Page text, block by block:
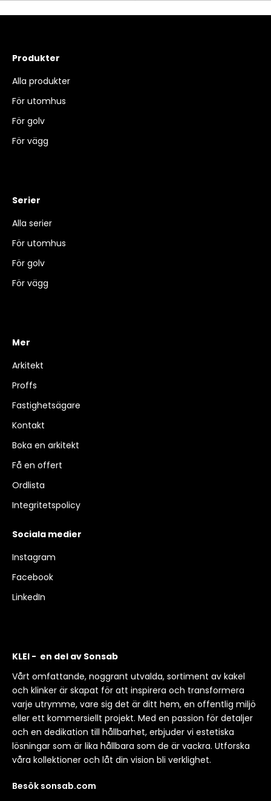
Produkter
Alla produkter
För utomhus
För golv
För vägg
Serier
Alla serier
För utomhus
För golv
För vägg
Mer
Arkitekt
Proffs
Fastighetsägare
Kontakt
Boka en arkitekt
Få en offert
Ordlista
Integritetspolicy
Sociala medier
Instagram
Facebook
LinkedIn
KLEI - en del av Sonsab
Vårt omfattande, noggrant utvalda, sortiment av kakel
och klinker är skapat för att inspirera och transformera
varje utrymme, vare sig det är ditt hem, en offentlig miljö
eller ett kommersiellt projekt. Med en passion för detaljer
och en dedikation till hållbarhet, erbjuder vi estetiska
lösningar som är lika hållbara som de är vackra. Utforska
våra kollektioner och låt din vision bli verklighet.
Besök sonsab.com